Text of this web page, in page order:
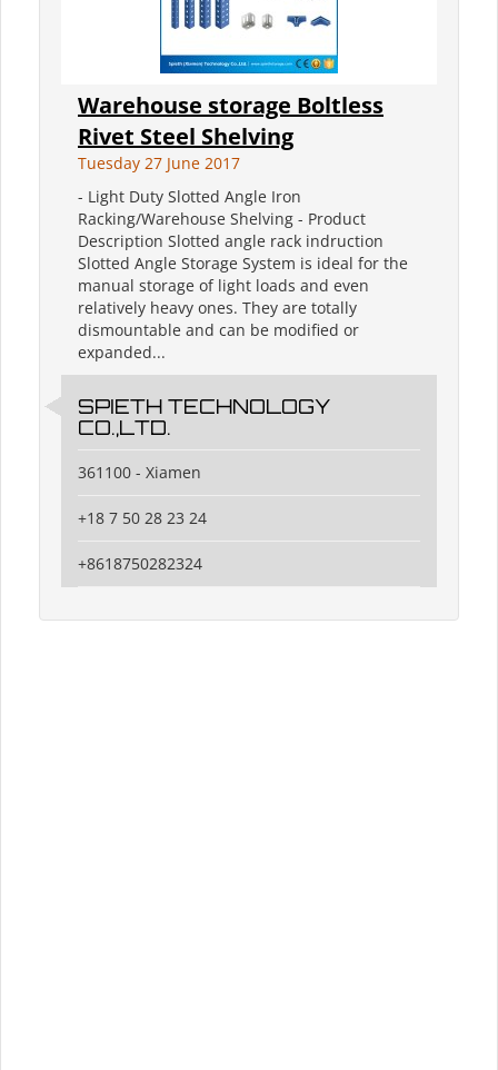
Warehouse storage Boltless
Rivet Steel Shelving
Tuesday 27 June 2017
- Light Duty Slotted Angle Iron
Racking/Warehouse Shelving - Product
Description Slotted angle rack indruction
Slotted Angle Storage System is ideal for the
manual storage of light loads and even
relatively heavy ones. They are totally
dismountable and can be modified or
expanded...
SPIETH TECHNOLOGY
CO.,LTD.
361100 - Xiamen
+18 7 50 28 23 24
+8618750282324